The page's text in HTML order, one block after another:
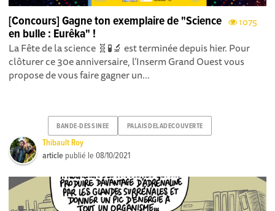
1075
[Concours] Gagne ton exemplaire de "Science
en bulle : Eurêka" !
La Fête de la science 🧬🧪🔬 est terminée depuis hier. Pour
clôturer ce 30e anniversaire, l’Inserm Grand Ouest vous
propose de vous faire gagner un...
BANDE-DESSINEE PALAISDELADECOUVERTE
Thibault Roy
article publié le08/10/2021